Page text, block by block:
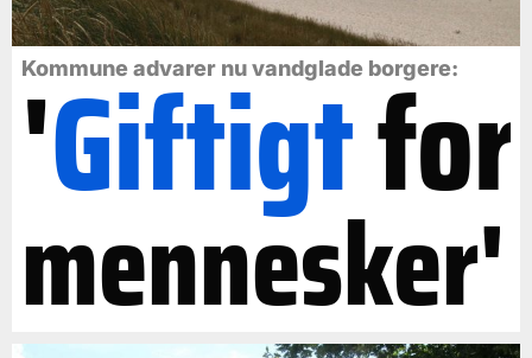
Kommune advarer nu vandglade borgere:
'Giftigtfor
mennesker'